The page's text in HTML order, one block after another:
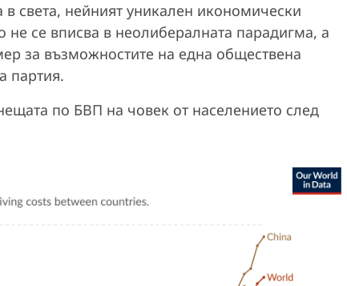
в света, нейният уникален икономически
се вписва в неолибералната парадигма, а
за възможностите на една обществена
партия.
по БВП на човек от населението след